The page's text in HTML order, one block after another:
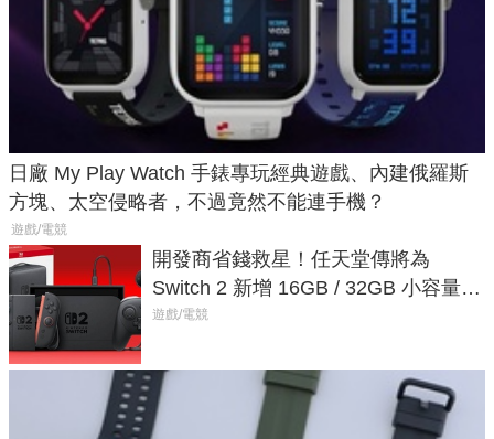
日廠 My Play Watch 手錶專玩經典遊戲、內建俄羅斯
方塊、太空侵略者，不過竟然不能連手機？
遊戲/電競
開發商省錢救星！任天堂傳將為
Switch 2 新增 16GB / 32GB 小容量遊
戲卡的選擇
遊戲/電競